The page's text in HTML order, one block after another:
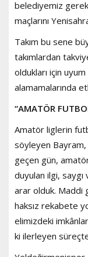
belediyemiz
maçlarını
Takım bu sene
takımlardan
oldukları için
alamamalarında
“AMATÖR
Amatör liglerin
söyleyen Bayram,
geçen gün,
duyulan ilgi, saygı
arar olduk. Maddi
haksız rekabete
elimizdeki
ki ilerleyen